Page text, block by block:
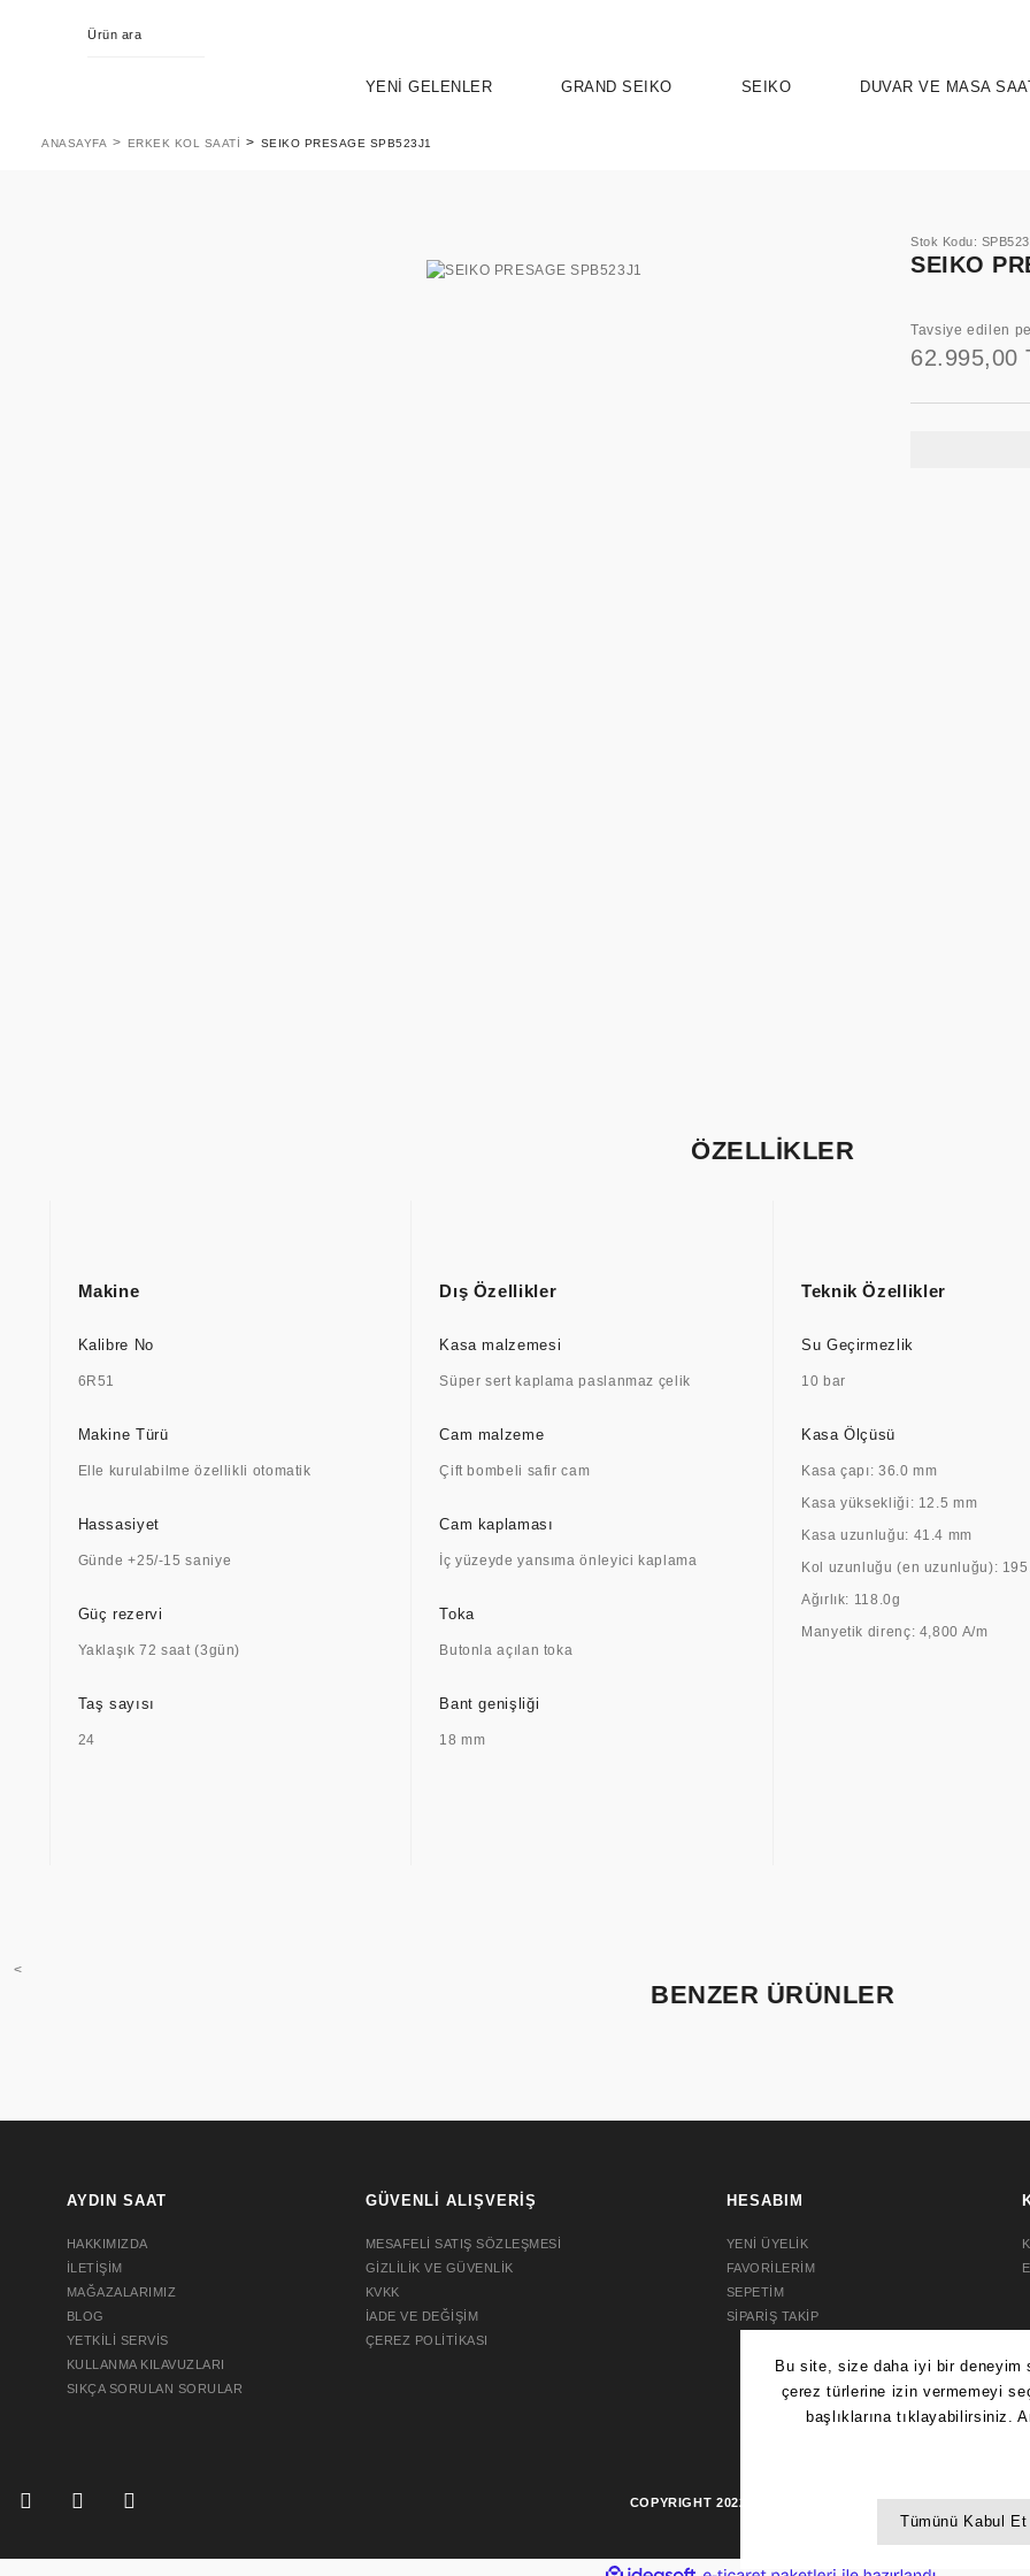
YENİ GELENLER GRAND SEIKO SEIKO
SEIKO 5
DUVAR VE MASA
ANASAYFA ERKEK KOL SAATI SEIKO PRESAGE SPB523J1
Stok Kodu:
SEIKO
Tavsiye edilen
62.995,00
ÖZELLİKLER
Makine
Kalibre No
6R51
Makine Türü
Elle kurulabilme özellikli otomatik
Hassasiyet
Günde +25/-15 saniye
Güç rezervi
Yaklaşık 72 saat (3gün)
Taş sayısı
24
Dış Özellikler
Kasa malzemesi
Süper sert kaplama paslanmaz çelik
Cam malzeme
Çift bombeli safir cam
Cam kaplaması
İç yüzeyde yansıma önleyici kaplama
Toka
Butonla açılan toka
Bant genişliği
18 mm
Teknik Özellikler
Su Geçirmezlik
10 bar
Kasa Ölçüsü
Kasa çapı: 36.0 mm
Kasa yüksekliği: 12.5 mm
Kasa uzunluğu: 41.4 mm
Kol uzunluğu (en uzunluğu):
Ağırlık: 118.0g
Manyetik direnç: 4,800 A/m
<
BENZER ÜRÜNLER
SEIKO PRESAGE SPB521J1
AYDIN SAAT
HAKKIMIZDA
İLETİŞİM
MAĞAZALARIMIZ
BLOG
YETKİLİ SERVİS
KULLANMA KILAVUZLARI
SIKÇA SORULAN SORULAR
GÜVENLİ ALIŞVERİŞ
MESAFELİ SATIŞ SÖZLEŞMESİ
GİZLİLİK VE GÜVENLİK
KVKK
İADE VE DEĞİŞİM
ÇEREZ POLİTİKASI
HESABIM
YENİ ÜYELİK
FAVORİLERİM
SEPETİM
SİPARİŞ TAKİP
COPYRIGHT 2022 © AYDIN SAAT. TÜM HAKLARI SAKLIDIR.